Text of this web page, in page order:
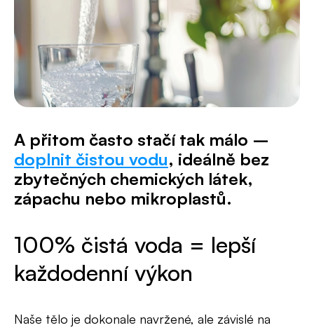
A přitom často stačí tak málo –
doplnit čistou vodu, ideálně bez
zbytečných chemických látek,
zápachu nebo mikroplastů.
100% čistá voda = lepší
každodenní výkon
Naše tělo je dokonale navržené, ale závislé na